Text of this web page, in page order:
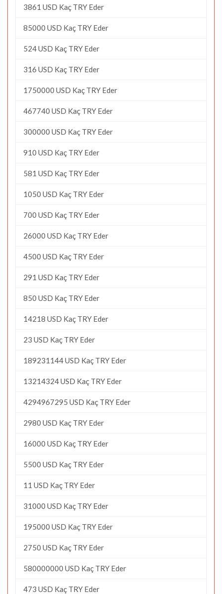
3861 USD Kaç TRY Eder
85000 USD Kaç TRY Eder
524 USD Kaç TRY Eder
316 USD Kaç TRY Eder
1750000 USD Kaç TRY Eder
467740 USD Kaç TRY Eder
300000 USD Kaç TRY Eder
910 USD Kaç TRY Eder
581 USD Kaç TRY Eder
1050 USD Kaç TRY Eder
700 USD Kaç TRY Eder
26000 USD Kaç TRY Eder
4500 USD Kaç TRY Eder
291 USD Kaç TRY Eder
850 USD Kaç TRY Eder
14218 USD Kaç TRY Eder
23 USD Kaç TRY Eder
189231144 USD Kaç TRY Eder
13214324 USD Kaç TRY Eder
4294967295 USD Kaç TRY Eder
2980 USD Kaç TRY Eder
16000 USD Kaç TRY Eder
5500 USD Kaç TRY Eder
11 USD Kaç TRY Eder
31000 USD Kaç TRY Eder
195000 USD Kaç TRY Eder
2750 USD Kaç TRY Eder
580000000 USD Kaç TRY Eder
473 USD Kaç TRY Eder